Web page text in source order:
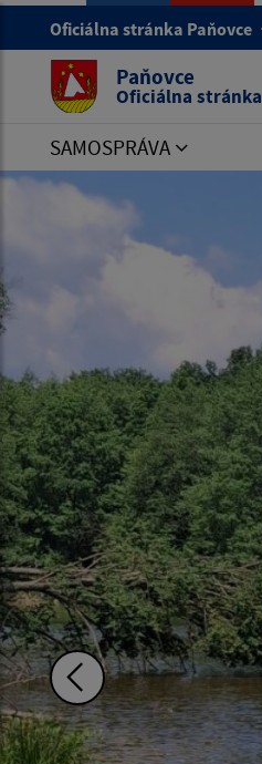
Oficiálna stránka Paňovce
Paňovce
Oficiálna stránka
SAMOSPRÁVA